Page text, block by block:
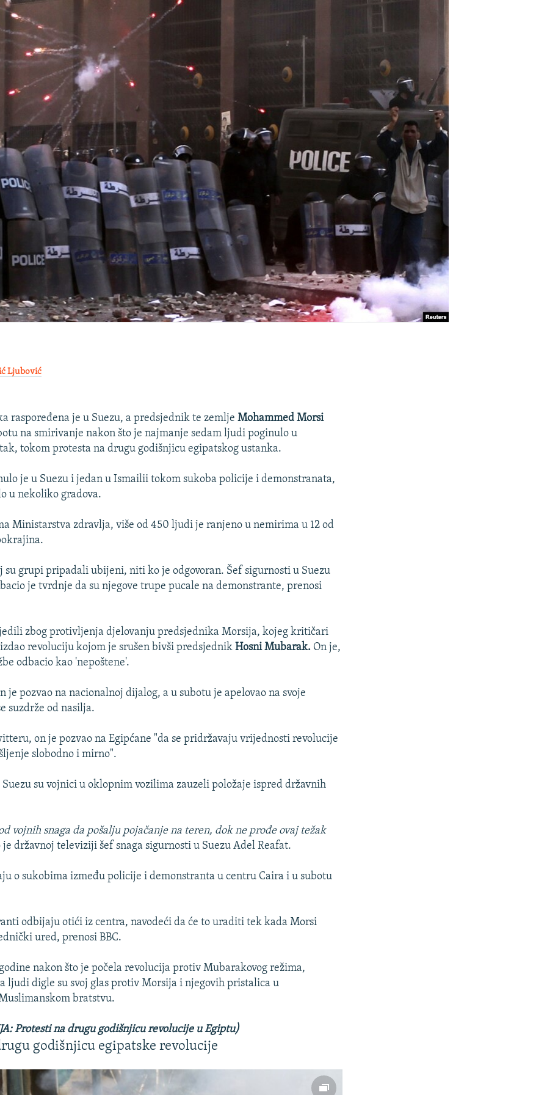
Ljubović
raspoređena je u Suezu, a predsjednik te zemljeMohammed Morsi
na smirivanje nakon što je najmanje sedam ljudi poginulo u
tokom protesta na drugu godišnjicu egipatskog ustanka.
je u Suezu i jedan u Ismailii tokom sukoba policije i demonstranata,
u nekoliko gradova.
Ministarstva zdravlja, više od 450 ljudi je ranjeno u nemirima u 12 od
su grupi pripadali ubijeni, niti ko je odgovoran. Šef sigurnosti u Suezu
je tvrdnje da su njegove trupe pucale na demonstrante, prenosi
zbog protivljenja djelovanju predsjednika Morsija, kojeg kritičari
revoluciju kojom je srušen bivši predsjednikHosni Mubarak. On je,
odbacio kao 'nepoštene'.
je pozvao na nacionalnoj dijalog, a u subotu je apelovao na svoje
suzdrže od nasilja.
on je pozvao na Egipćane "da se pridržavaju vrijednosti revolucije
slobodno i mirno".
Suezu su vojnici u oklopnim vozilima zauzeli položaje ispred državnih
vojnih snaga da pošalju pojačanje na teren, dok ne prođe ovaj težak
državnoj televiziji šef snaga sigurnosti u Suezu Adel Reafat.
o sukobima između policije i demonstranta u centru Caira i u subotu
odbijaju otići iz centra, navodeći da će to uraditi tek kada Morsi
ured, prenosi BBC.
nakon što je počela revolucija protiv Mubarakovog režima,
ljudi digle su svoj glas protiv Morsija i njegovih pristalica u
bratstvu.
Protesti na drugu godišnjicu revolucije u Egiptu)
godišnjicu egipatske revolucije